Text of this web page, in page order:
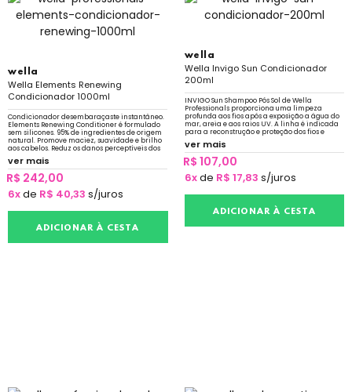
wella
Wella Elements Renewing
Condicionador 1000ml
Condicionador desembaraçaste instantâneo.
Elements Renewing Conditioner é formulado
sem silicones. 95% de ingredientes de origem
natural. Promove maciez, suavidade e brilho
aos cabelos. Reduz os danos perceptíveis dos
ver mais
R$ 242,00
6xde R$ 40,33 s/juros
ADICIONAR À CESTA
wella
Wella Invigo Sun Condicionador
200ml
INVIGO Sun Shampoo Pós Sol de Wella
Professionals proporciona uma limpeza
profunda aos fios após a exposição a água do
mar, areia e aos raios UV. A linha é indicada
para a reconstrução e proteção dos fios e
garante a proteção da cor.
ver mais
R$ 107,00
6xde R$ 17,83 s/juros
ADICIONAR À CESTA